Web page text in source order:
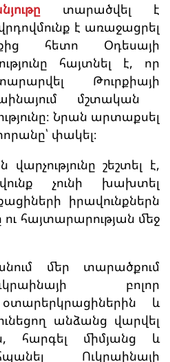
տարածվել է
է առաջացրել
հետո Օդեսայի
հայտնել է, որ
Թուրքիայի
մշտական
Նրան արտաքսել
փակել։
շեշտել է,
չունի խախտել
իրավունքներն
ու հայտարարության մեջ
մեր տարածքում
բոլոր
և
անձանց վարվել
հարգել միմյանց և
Ուկրաինայի